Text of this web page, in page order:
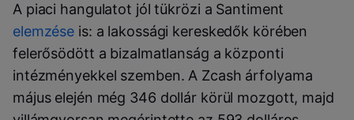
A piaci hangulatot jól tükrözi a Santiment
elemzése is: a lakossági kereskedők körében
felerősödött a bizalmatlanság a központi
intézményekkel szemben. A Zcash árfolyama
május elején még 346 dollár körül mozgott, majd